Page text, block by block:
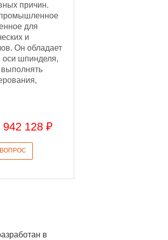
причин.
промышленное
для
и
Он обладает
оси шпинделя,
942 128 ₽
в